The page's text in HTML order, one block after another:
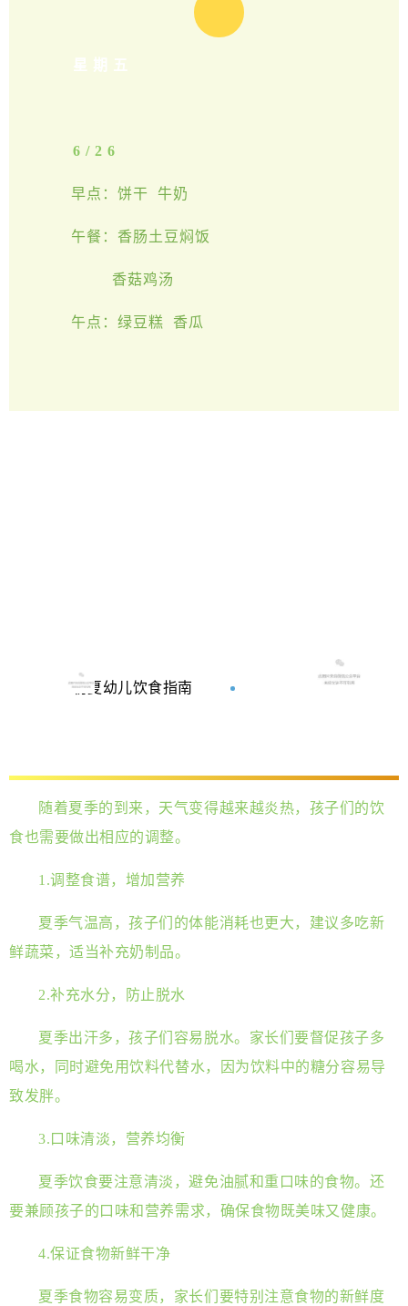
星期五
6/26
早点：饼干 牛奶
午餐：香肠土豆焖饭
香菇鸡汤
午点：绿豆糕 香瓜
初夏幼儿饮食指南
随着夏季的到来，天气变得越来越炎热，孩子们的饮
食也需要做出相应的调整。
1.调整食谱，增加营养
夏季气温高，孩子们的体能消耗也更大，建议多吃新
鲜蔬菜，适当补充奶制品。
2.补充水分，防止脱水
夏季出汗多，孩子们容易脱水。家长们要督促孩子多
喝水，同时避免用饮料代替水，因为饮料中的糖分容易导
致发胖。
3.口味清淡，营养均衡
夏季饮食要注意清淡，避免油腻和重口味的食物。还
要兼顾孩子的口味和营养需求，确保食物既美味又健康。
4.保证食物新鲜干净
夏季食物容易变质，家长们要特别注意食物的新鲜度